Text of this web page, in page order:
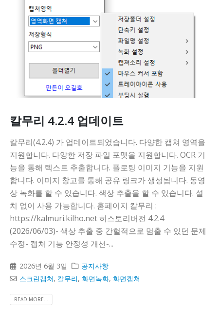
칼무리 4.2.4 업데이트
칼무리(4.2.4) 가 업데이트되었습니다. 다양한 캡쳐 영역을
지원합니다. 다양한 저장 파일 포맷을 지원합니다. OCR 기
능을 통해 텍스트 추출합니다. 플로팅 이미지 기능을 지원
합니다. 이미지 창고를 통해 공유 링크가 생성됩니다. 동영
상 녹화를 할 수 있습니다. 색상 추출을 할 수 있습니다. 설
치 없이 사용 가능합니다. 홈페이지 칼무리 :
https://kalmuri.kilho.net 히스토리버전 4.2.4
(2026/06/03)- 색상 추출 중 간헐적으로 멈출 수 있던 문제
수정- 캡처 기능 안정성 개선-...
2026년 6월 3일
공지사항
스크린캡쳐, 칼무리, 화면녹화, 화면캡쳐
READ MORE...